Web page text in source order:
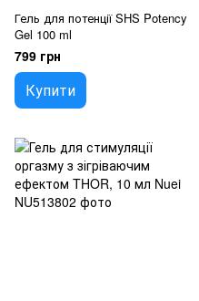
Гель для потенції SHS Potency
Gel 100 ml
799 грн
Купити